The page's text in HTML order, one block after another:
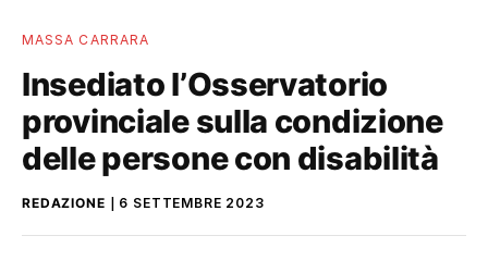
MASSA CARRARA
Insediato l’Osservatorio
provinciale sulla condizione
delle persone con disabilità
REDAZIONE 6 SETTEMBRE 2023